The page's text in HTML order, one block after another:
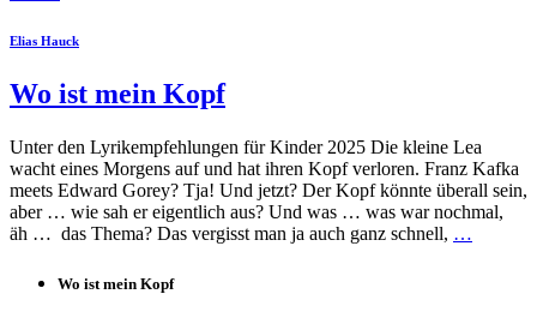
Elias Hauck
Wo ist mein Kopf
Unter den Lyrikempfehlungen für Kinder 2025 Die kleine Lea
wacht eines Morgens auf und hat ihren Kopf verloren. Franz Kafka
meets Edward Gorey? Tja! Und jetzt? Der Kopf könnte überall sein,
aber … wie sah er eigentlich aus? Und was … was war nochmal,
äh … das Thema? Das vergisst man ja auch ganz schnell, …
Wo ist mein Kopf